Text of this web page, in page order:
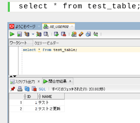
select * from test_table;